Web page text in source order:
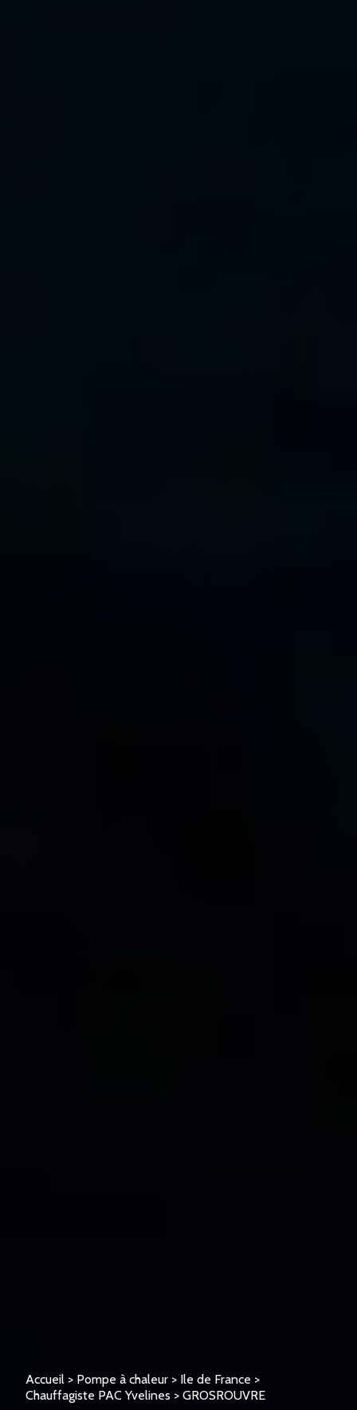
Accueil > Pompe à chaleur > Ile de France >
Chauffagiste PAC Yvelines > GROSROUVRE